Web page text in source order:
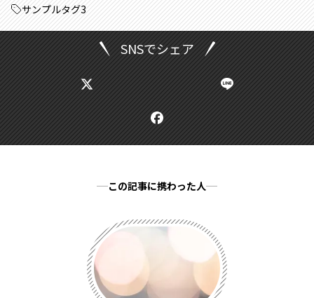
サンプルタグ3
SNSでシェア
この記事に携わった人